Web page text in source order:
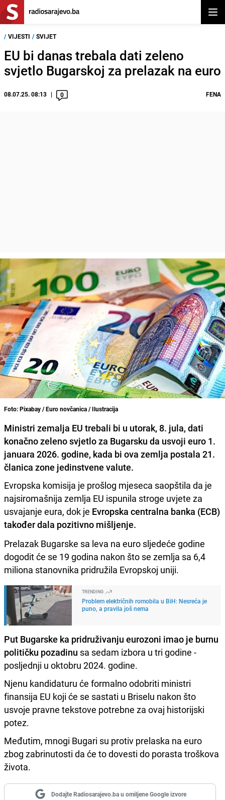
/ VIJESTI / SVIJET
EU bi danas trebala dati zeleno
svjetlo Bugarskoj za prelazak na euro
08.07.25. 08:13 0 FENA
Foto: Pixabay / Euro novčanica / Ilustracija
Ministri zemalja EU trebali bi u utorak, 8. jula, dati
konačno zeleno svjetlo za Bugarsku da usvoji euro 1.
januara 2026. godine, kada bi ova zemlja postala 21.
članica zone jedinstvene valute.
Evropska komisija je prošlog mjeseca saopštila da je
najsiromašnija zemlja EU ispunila stroge uvjete za
usvajanje eura, dok je Evropska centralna banka (ECB)
također dala pozitivno mišljenje.
Prelazak Bugarske sa leva na euro sljedeće godine
dogodit će se 19 godina nakon što se zemlja sa 6,4
miliona stanovnika pridružila Evropskoj uniji.
TRENDING
Problem električnih romobila u BiH: Nesreća je
puno, a pravila još nema
Put Bugarske ka pridruživanju eurozoni imao je burnu
političku pozadinu sa sedam izbora u tri godine -
posljednji u oktobru 2024. godine.
Njenu kandidaturu će formalno odobriti ministri
finansija EU koji će se sastati u Briselu nakon što
usvoje pravne tekstove potrebne za ovaj historijski
potez.
Međutim, mnogi Bugari su protiv prelaska na euro
zbog zabrinutosti da će to dovesti do porasta troškova
života.
Dodajte Radiosarajevo.ba u omiljene Google izvore